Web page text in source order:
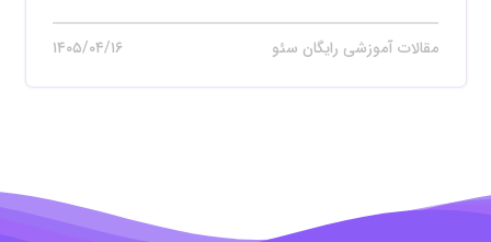
مقالات آموزشی رایگان سئو ۱۴۰۵/۰۴/۱۶